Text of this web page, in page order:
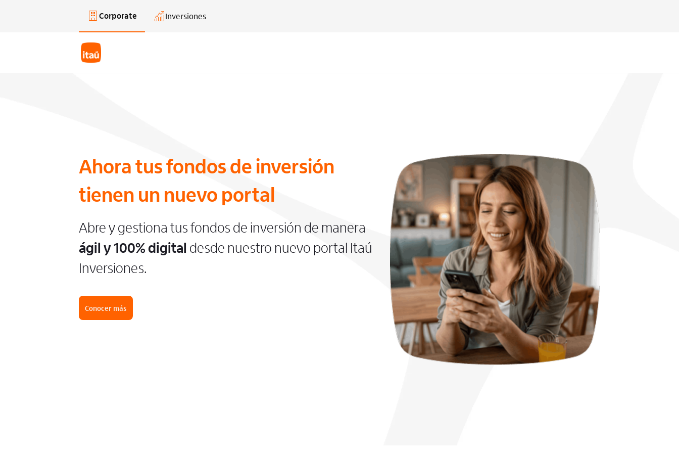
Saltar al contenido principalCorporate Inversiones
Ahora tus fondos de inversión
tienen un nuevo portal
Abre y gestiona tus fondos de inversión de manera
ágil y 100% digital desde nuestro nuevo portal Itaú
Inversiones.
Conocer más